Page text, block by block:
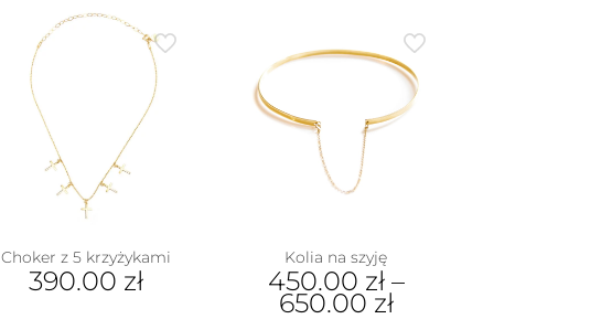
Choker z 5 krzyżykami
390.00 zł
Kolia na szyję
450.00 zł–
650.00 zł